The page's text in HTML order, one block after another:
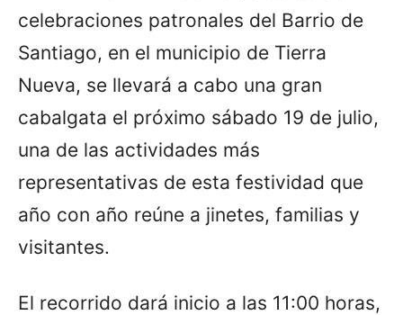
celebraciones patronales del Barrio de
Santiago, en el municipio de Tierra
Nueva, se llevará a cabo una gran
cabalgata el próximo sábado 19 de julio,
una de las actividades más
representativas de esta festividad que
año con año reúne a jinetes, familias y
visitantes.
El recorrido dará inicio a las 11:00 horas,